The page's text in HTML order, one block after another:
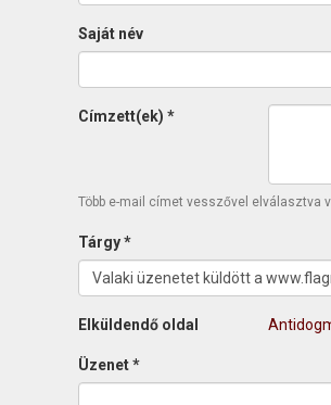
Saját név
Címzett(ek) *
Több e-mail címet vesszővel elválasztva
Tárgy*
Elküldendő oldal
Üzenet*